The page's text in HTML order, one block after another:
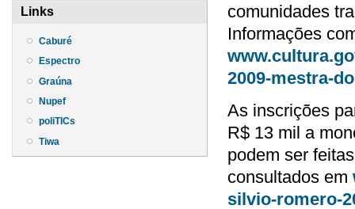
Links
Caburé
Espectro
Graúna
Nupef
poliTICs
Tiwa
comunidades
Informações
2009-mestra-
As inscrições
R$ 13 mil a
podem ser
consultados em
silvio-romero-